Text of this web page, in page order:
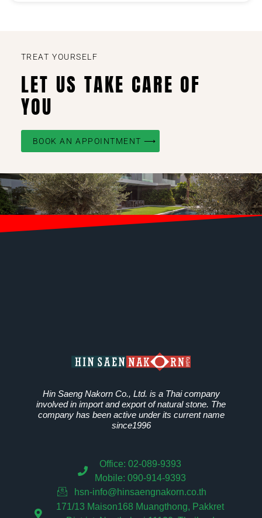
TREAT YOURSELF
LET US TAKE CARE OF
YOU
BOOK AN APPOINTMENT ⟶
Hin Saeng Nakorn Co., Ltd. is a Thai company
involved in import and export of natural stone. The
company has been active under its current name
since1996
Office: 02-089-9393
Mobile: 090-914-9393
hsn-info@hinsaengnakorn.co.th
171/13 Maison168 Muangthong, Pakkret